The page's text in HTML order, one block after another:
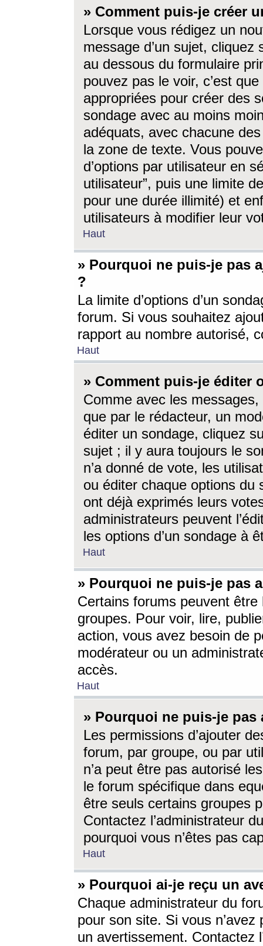
» Comment puis-je créer
Lorsque vous rédigez un
message d’un sujet, cliquez
au dessous du formulaire
pouvez pas le voir, c’est
appropriées pour créer des
sondage avec au moins
adéquats, avec chacune
la zone de texte. Vous
d’options par utilisateur en
utilisateur”, puis une limite
pour une durée illimité) et
utilisateurs à modifier leur
Haut
» Pourquoi ne puis-je pas
?
La limite d’options d’un
forum. Si vous souhaitez
rapport au nombre autorisé,
Haut
» Comment puis-je éditer
Comme avec les
que par le rédacteur, un
éditer un sondage, cliquez
sujet ; il y aura toujours le
n’a donné de vote, les
ou éditer chaque options du
ont déjà exprimés leurs
administrateurs peuvent
les options d’un sondage à
Haut
» Pourquoi ne puis-je pas
Certains forums peuvent être
groupes. Pour voir, lire,
action, vous avez besoin de
modérateur ou un
accès.
Haut
» Pourquoi ne puis-je
Les permissions d’ajouter
forum, par groupe, ou par
n’a peut être pas autorisé
le forum spécifique dans
être seuls certains groupes
Contactez l’administrateur
pourquoi vous n’êtes pas
Haut
» Pourquoi ai-je reçu un
Chaque administrateur du
pour son site. Si vous
un avertissement. Contactez